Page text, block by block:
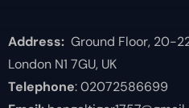
Address:Ground Floor, 20-
London N1 7GU, UK
Telephone: 02072586699